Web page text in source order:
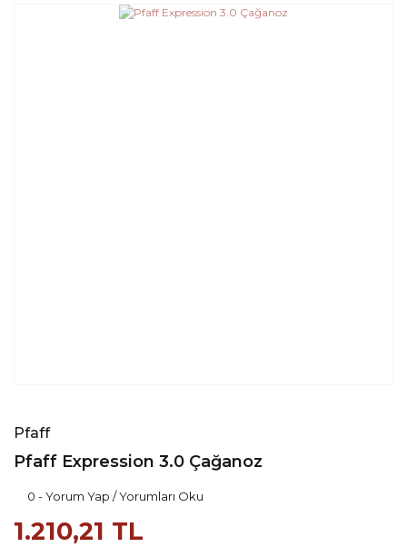
Pfaff
Pfaff Expression 3.0 Çağanoz
0 - Yorum Yap / Yorumları Oku
1.210,21 TL